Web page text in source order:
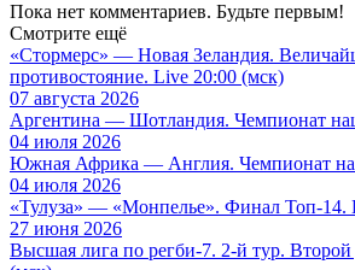
Пока нет комментариев. Будьте первым!
Смотрите ещё
«Стормерс» — Новая Зеландия.
противостояние. Live 20:00 (мск)
07 августа 2026
Аргентина — Шотландия. Чемпионат
04 июля 2026
Южная Африка — Англия. Чемпионат
04 июля 2026
«Тулуза» — «Монпелье». Финал Топ-14.
27 июня 2026
Высшая лига по регби-7. 2-й тур.